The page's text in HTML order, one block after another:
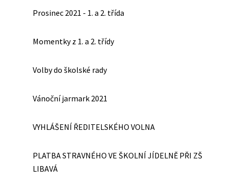
Prosinec 2021 - 1. a 2. třída
Momentky z 1. a 2. třídy
Volby do školské rady
Vánoční jarmark 2021
VYHLÁŠENÍ ŘEDITELSKÉHO VOLNA
PLATBA STRAVNÉHO VE ŠKOLNÍ JÍDELNĚ PŘI ZŠ
LIBAVÁ